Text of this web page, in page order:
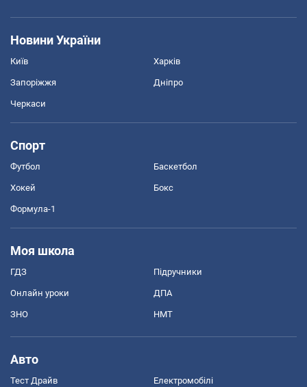
Новини України
Київ Харків
Запоріжжя Дніпро
Черкаси
Спорт
Футбол Баскетбол
Хокей Бокс
Формула-1
Моя школа
ГДЗ Підручники
Онлайн уроки ДПА
ЗНО НМТ
Авто
Тест Драйв Електромобілі